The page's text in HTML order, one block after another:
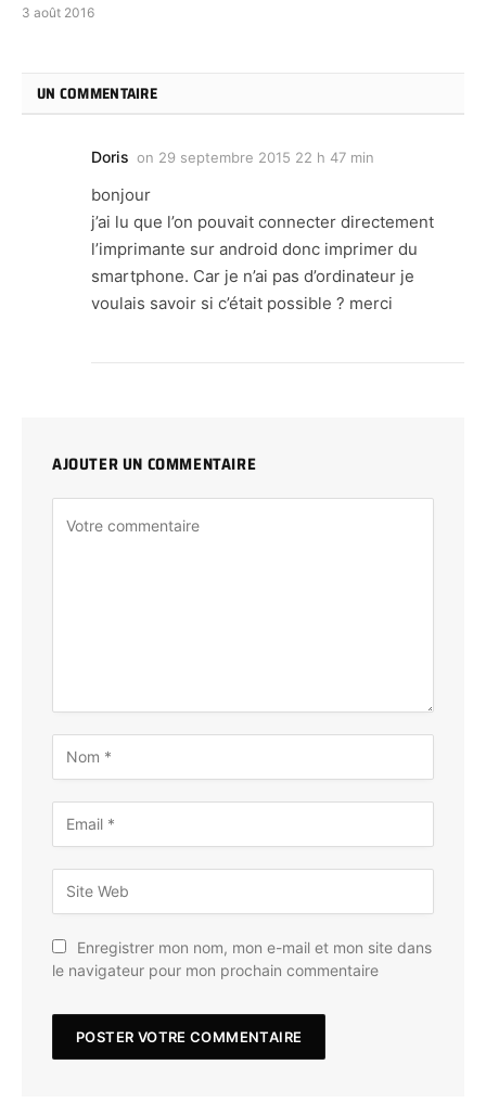
3 août 2016
UN COMMENTAIRE
Doris on 29 septembre 2015 22 h 47 min
bonjour
j’ai lu que l’on pouvait connecter directement
l’imprimante sur android donc imprimer du
smartphone. Car je n’ai pas d’ordinateur je
voulais savoir si c’était possible ? merci
AJOUTER UN COMMENTAIRE
Enregistrer mon nom, mon e-mail et mon site dans
le navigateur pour mon prochain commentaire